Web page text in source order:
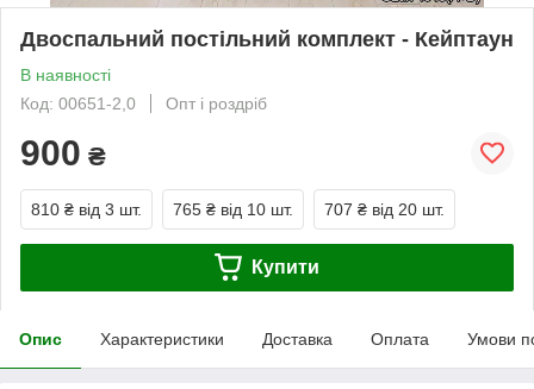
Двоспальний постільний комплект - Кейптаун
В наявності
Код: 00651-2,0
Опт і роздріб
900 ₴
810 ₴ від 3 шт. 765 ₴ від 10 шт. 707 ₴ від 20 шт.
Купити
Опис Характеристики Доставка Оплата Умови